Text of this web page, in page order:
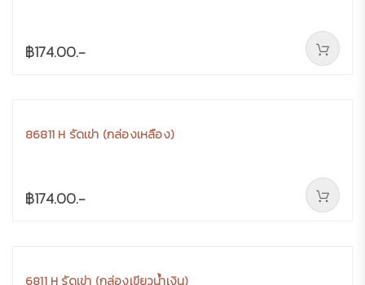
฿174.00.-
86811 H รัดเข่า (กล่องเหลือง)
฿174.00.-
6811 H รัดเข่า (กล่องเขียวน้ำเงิน)